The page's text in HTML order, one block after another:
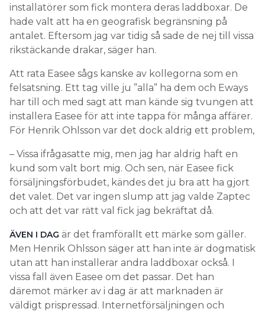
installatörer som fick montera deras laddboxar. De
hade valt att ha en geografisk begränsning på
antalet. Eftersom jag var tidig så sade de nej till vissa
rikstäckande drakar, säger han.
Att rata Easee sågs kanske av kollegorna som en
felsatsning. Ett tag ville ju ”alla” ha dem och Eways
har till och med sagt att man kände sig tvungen att
installera Easee för att inte tappa för många affärer.
För Henrik Ohlsson var det dock aldrig ett problem,
– Vissa ifrågasatte mig, men jag har aldrig haft en
kund som valt bort mig. Och sen, när Easee fick
försäljningsförbudet, kändes det ju bra att ha gjort
det valet. Det var ingen slump att jag valde Zaptec
och att det var rätt val fick jag bekräftat då.
ÄVEN I DAG är det framförallt ett märke som gäller.
Men Henrik Ohlsson säger att han inte är dogmatisk
utan att han installerar andra laddboxar också. I
vissa fall även Easee om det passar. Det han
däremot märker av i dag är att marknaden är
väldigt prispressad. Internetförsäljningen och